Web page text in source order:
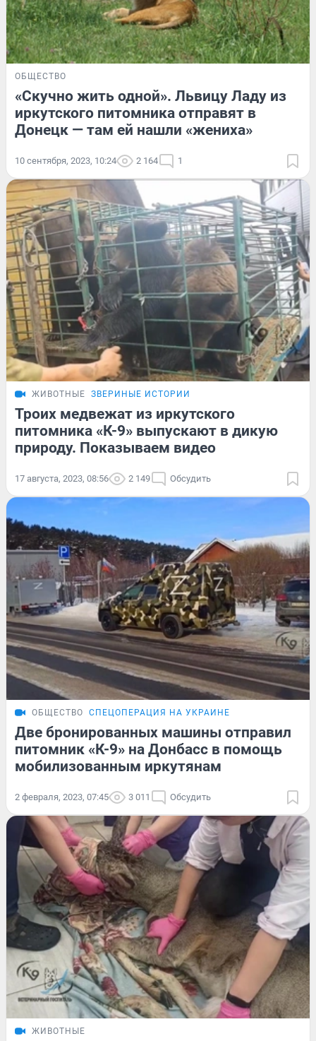
ОБЩЕСТВО
«Скучно жить одной». Львицу Ладу из
иркутского питомника отправят в
Донецк — там ей нашли «жениха»
10 сентября, 2023, 10:24 2 164 1
ЖИВОТНЫЕ ЗВЕРИНЫЕ ИСТОРИИ
Троих медвежат из иркутского
питомника «К-9» выпускают в дикую
природу. Показываем видео
17 августа, 2023, 08:56 2 149 Обсудить
ОБЩЕСТВО СПЕЦОПЕРАЦИЯ НА УКРАИНЕ
Две бронированных машины отправил
питомник «К-9» на Донбасс в помощь
мобилизованным иркутянам
2 февраля, 2023, 07:45 3 011 Обсудить
ЖИВОТНЫЕ